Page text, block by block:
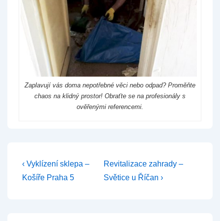
Zaplavují vás doma nepotřebné věci nebo odpad? Proměňte
chaos na klidný prostor! Obraťte se na profesionály s
ověřenými referencemi.
Navigace
pro
Předchozí
příspěvek
‹ Vyklízení sklepa –
Košíře Praha 5
Další
příspěvek
Revitalizace zahrady –
Světice u Říčan ›